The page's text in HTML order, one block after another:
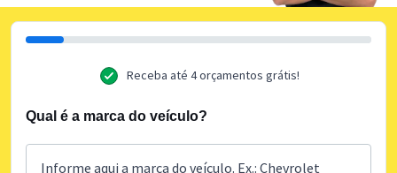
Receba até 4 orçamentos grátis!
Qual é a marca do veículo?